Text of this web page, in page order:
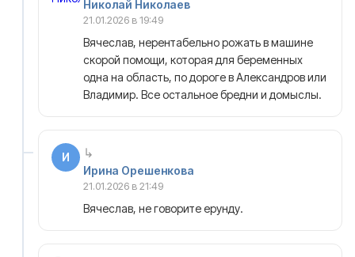
Николай Николаев
21.01.2026 в 19:49
Вячеслав, нерентабельно рожать в машине
скорой помощи, которая для беременных
одна на область, по дороге в Александров или
Владимир. Все остальное бредни и домыслы.
И
Ирина Орешенкова
21.01.2026 в 21:49
Вячеслав, не говорите ерунду.